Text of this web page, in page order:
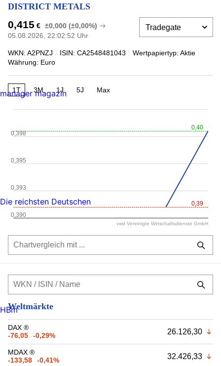
DISTRICT METALS
0,415 € ±0,000 (±0,00%)
05.08.2026, 22:02:52 Uhr
WKN: A2PNZJ ISIN: CA2548481043
Wertpapiertyp: Aktie
Währung: Euro
1T 3M 1J 5J Max
0,40
0,39
0,390
0,393
0,395
0,398
vwd Vereinigte Wirtschaftsdienste GmbH
Weltmärkte
DAX ®
-76,05
-0,29% 26.126,30
MDAX ®
-133,58
-0,41% 32.426,33
manager magazin
Die reichsten Deutschen
HBm